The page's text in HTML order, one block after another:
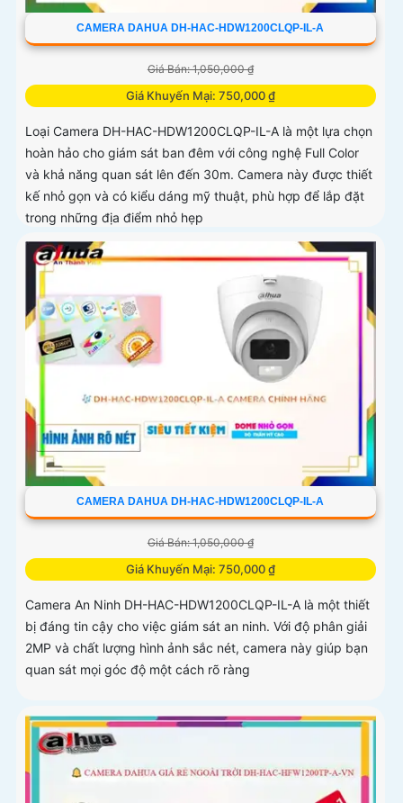
CAMERA DAHUA DH-HAC-HDW1200CLQP-IL-A
Giá Bán: 1,050,000 ₫
Giá Khuyến Mại: 750,000 ₫
Loại Camera DH-HAC-HDW1200CLQP-IL-A là một lựa chọn
hoàn hảo cho giám sát ban đêm với công nghệ Full Color
và khả năng quan sát lên đến 30m. Camera này được thiết
kế nhỏ gọn và có kiểu dáng mỹ thuật, phù hợp để lắp đặt
trong những địa điểm nhỏ hẹp
CAMERA DAHUA DH-HAC-HDW1200CLQP-IL-A
Giá Bán: 1,050,000 ₫
Giá Khuyến Mại: 750,000 ₫
Camera An Ninh DH-HAC-HDW1200CLQP-IL-A là một thiết
bị đáng tin cậy cho việc giám sát an ninh. Với độ phân giải
2MP và chất lượng hình ảnh sắc nét, camera này giúp bạn
quan sát mọi góc độ một cách rõ ràng